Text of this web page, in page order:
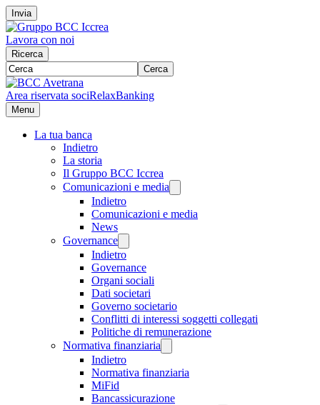
Invia
Lavora con noi
Ricerca
Cerca
Area riservata sociRelaxBanking
Menu
La tua banca
Indietro
La storia
Il Gruppo BCC Iccrea
Comunicazioni e media
Indietro
Comunicazioni e media
News
Governance
Indietro
Governance
Organi sociali
Dati societari
Governo societario
Conflitti di interessi soggetti collegati
Politiche di remunerazione
Normativa finanziaria
Indietro
Normativa finanziaria
MiFid
Bancassicurazione